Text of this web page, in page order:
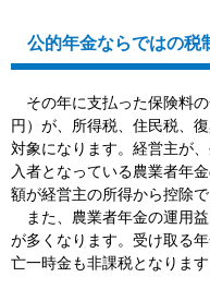
公的年金ならではの
その年に支払った保険料
円）が、所得税、住民税、
対象になります。経営主が
入者となっている農業者年
額が経営主の所得から控除
また、農業者年金の運用
が多くなります。受け取る
亡一時金も非課税となります